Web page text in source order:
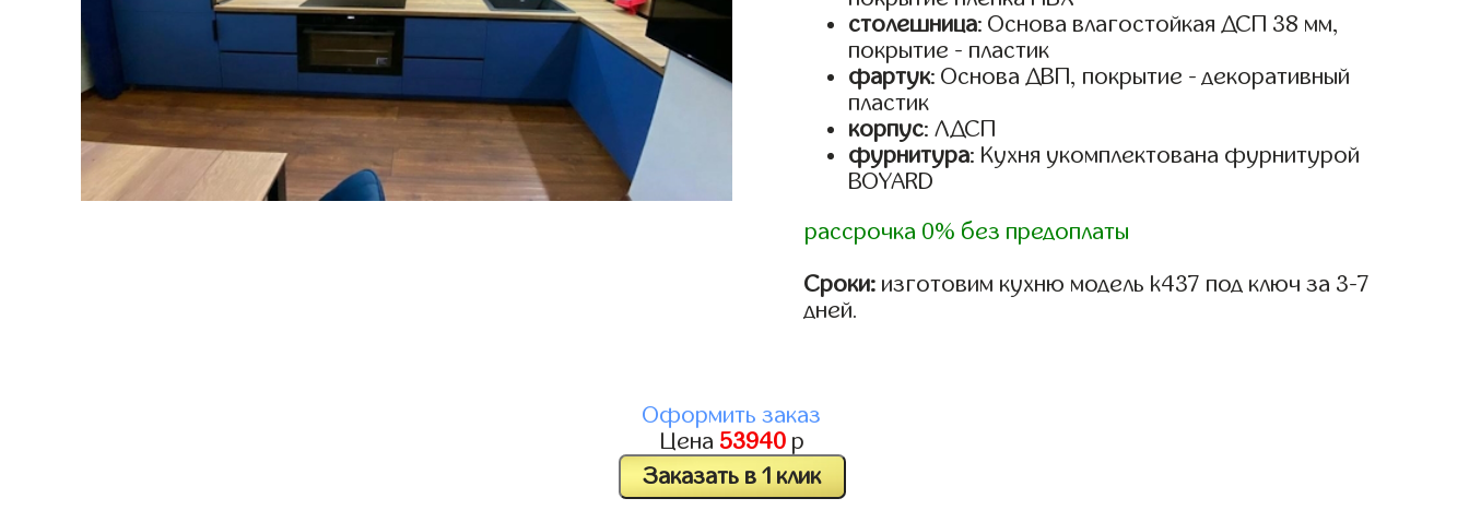
столешница: Основа влагостойкая ДСП 38 мм,
покрытие - пластик
фартук: Основа ДВП, покрытие - декоративный
пластик
корпус: ЛДСП
фурнитура: Кухня укомплектована фурнитурой
BOYARD
рассрочка 0% без предоплаты
Сроки: изготовим кухню модель k437 под ключ за 3-7
дней.
Оформить заказ
Цена 53940р
Заказать в 1 клик